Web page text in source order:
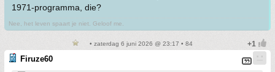
1971-programma, die?
Nee, het leven spaart je niet. Geloof me.
• zaterdag 6 juni 2026 @ 23:17 • 84
Firuze60